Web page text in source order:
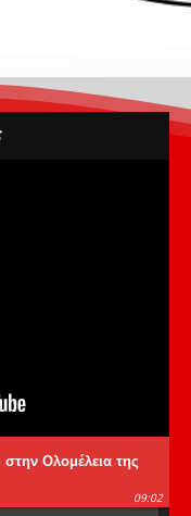
Ολομέλεια της
09:02